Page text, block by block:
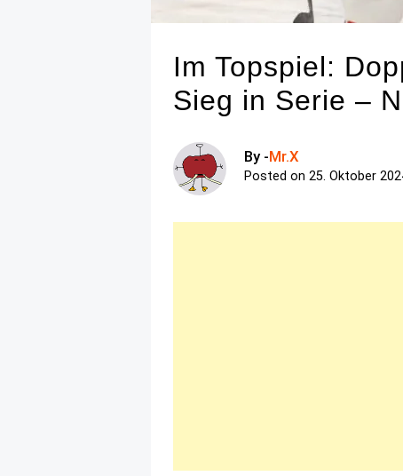
Im Topspiel:
Sieg in Serie –
By -Mr.X
Posted on25. Oktober